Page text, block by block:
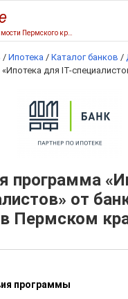
/ Ипотека / Каталог банков /
«Ипотека для IT-
программа
от
в Пермском
программы